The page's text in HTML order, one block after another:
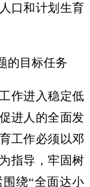
口和计划生育
的目标任务
作进入稳定低
进人的全面发
工作必须以邓
指导，牢固树
绕“全面达小